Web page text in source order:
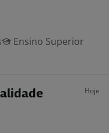
Ensino Superior
Hoje